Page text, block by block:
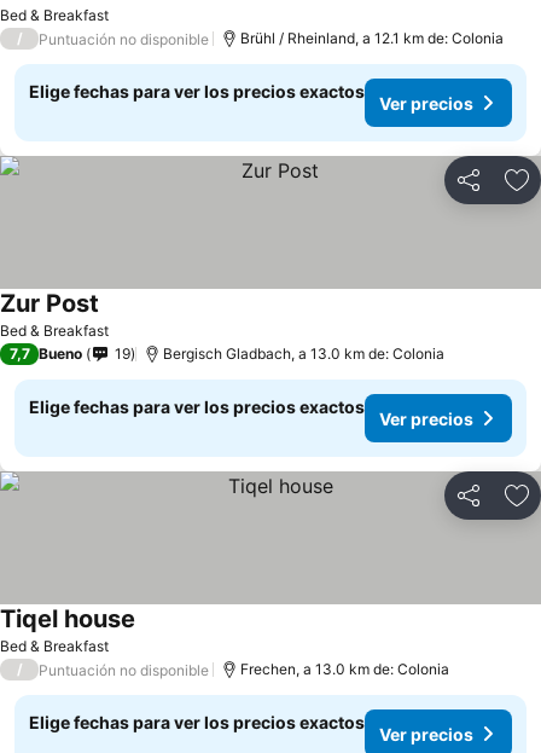
Bed & Breakfast
/ Puntuación no disponible Brühl / Rheinland, a 12.1 km de: Colonia
Elige fechas para ver los precios exactos
Ver precios
Compartir
Bed & Breakfast
Zur Post
7,7 Bueno 19 Bergisch Gladbach, a 13.0 km de: Colonia
Elige fechas para ver los precios exactos
Ver precios
Compartir
Bed & Breakfast
Tiqel house
/ Puntuación no disponible Frechen, a 13.0 km de: Colonia
Elige fechas para ver los precios exactos
Ver precios